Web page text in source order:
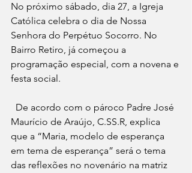
No próximo sábado, dia 27, a Igreja
Católica celebra o dia de Nossa
Senhora do Perpétuo Socorro. No
Bairro Retiro, já começou a
programação especial, com a novena e
festa social.
Maurício de Araújo, C.SS.R, explica
que a “Maria, modelo de esperança
em tema de esperança” será o tema
das reflexões no novenário na matriz